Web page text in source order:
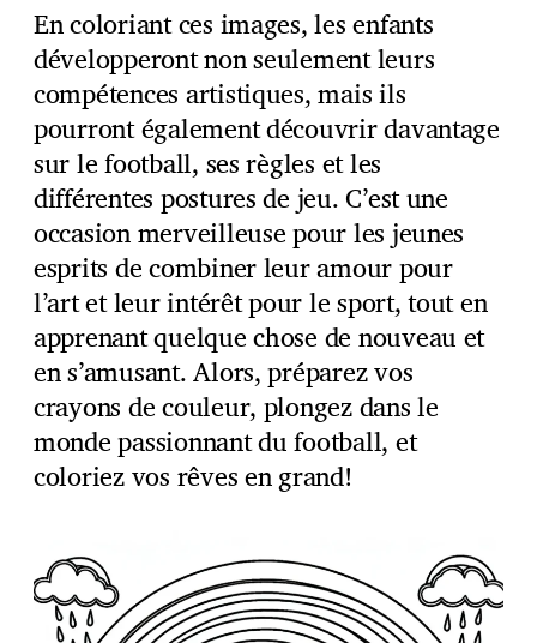
En coloriant ces images, les enfants
développeront non seulement leurs
compétences artistiques, mais ils
pourront également découvrir davantage
sur le football, ses règles et les
différentes postures de jeu. C’est une
occasion merveilleuse pour les jeunes
esprits de combiner leur amour pour
l’art et leur intérêt pour le sport, tout en
apprenant quelque chose de nouveau et
en s’amusant. Alors, préparez vos
crayons de couleur, plongez dans le
monde passionnant du football, et
coloriez vos rêves en grand!